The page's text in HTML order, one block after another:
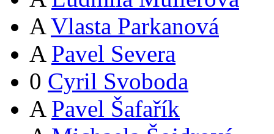
A Vlasta Parkanová
A Pavel Severa
0 Cyril Svoboda
A Pavel Šafařík